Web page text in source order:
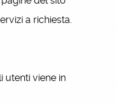
a richiesta.
utenti viene in